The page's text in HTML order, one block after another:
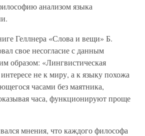
анализом языка
Геллнера «Слова и вещи» Б.
свое несогласие с данным
образом: «Лингвистическая
не к миру, а к языку похожа
часами без маятника,
часа, функционируют проще
мнения, что каждого философа